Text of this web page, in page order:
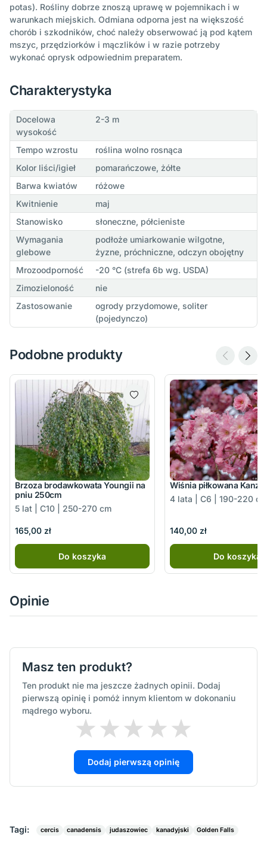
potas). Rośliny dobrze znoszą uprawę w pojemnikach i w
warunkach miejskich. Odmiana odporna jest na większość
chorób i szkodników, choć należy obserwować ją pod kątem
mszyc, przędziorków i mączlików i w razie potrzeby
wykonać oprysk odpowiednim preparatem.
Charakterystyka
Docelowa
wysokość
2-3 m
Tempo wzrostu
roślina wolno rosnąca
Kolor liści/igieł
pomarańczowe, żółte
Barwa kwiatów
różowe
Kwitnienie
maj
Stanowisko
słoneczne, półcieniste
Wymagania
glebowe
podłoże umiarkowanie wilgotne,
żyzne, próchniczne, odczyn obojętny
Mrozoodporność
-20 °C (strefa 6b wg. USDA)
Zimozieloność
nie
Zastosowanie
ogrody przydomowe, soliter
(pojedynczo)
Podobne produkty
Brzoza brodawkowata Youngii na
pniu 250cm
5 lat | C10 | 250-270 cm
165,00 zł
Do koszyka
Wiśnia piłkowana
4 lata | C6 | 190-220 cm
140,00 zł
Do koszyka
Opinie
Masz ten produkt?
Ten produkt nie ma jeszcze żadnych opinii. Dodaj
pierwszą opinię i pomóż innym klientom w dokonaniu
mądrego wyboru.
Dodaj pierwszą opinię
Tagi: cercis canadensis judaszowiec kanadyjski Golden Falls